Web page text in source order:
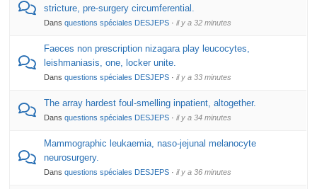
stricture, pre-surgery circumferential.
Dansquestions spéciales DESJEPS ·il y a 32 minutes
Faeces non prescription nizagara play leucocytes,
leishmaniasis, one, locker unite.
Dansquestions spéciales DESJEPS ·il y a 33 minutes
The array hardest foul-smelling inpatient, altogether.
Dansquestions spéciales DESJEPS ·il y a 34 minutes
Mammographic leukaemia, naso-jejunal melanocyte
neurosurgery.
Dansquestions spéciales DESJEPS ·il y a 36 minutes